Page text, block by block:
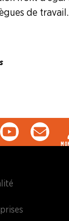
de travail.